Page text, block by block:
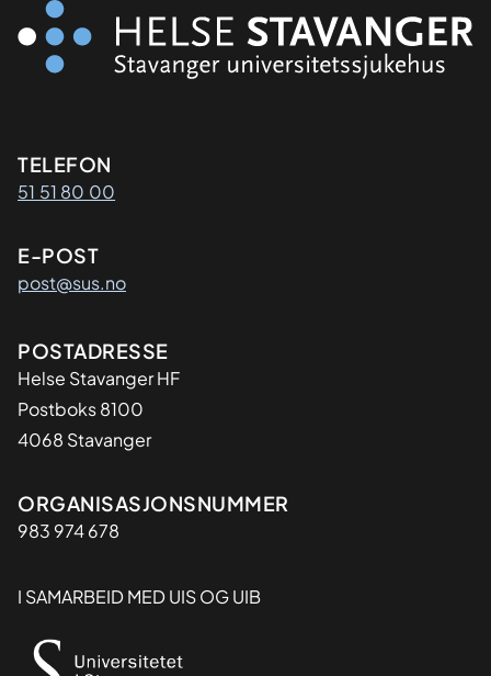
Kontaktinformasjon
TELEFON
51 51 80 00
E-POST
post@sus.no
Adresse
POSTADRESSE
Helse Stavanger HF
Postboks 8100
4068 Stavanger
Organisasjon
ORGANISASJONSNUMMER
983 974 678
I SAMARBEID MED UIS OG UIB